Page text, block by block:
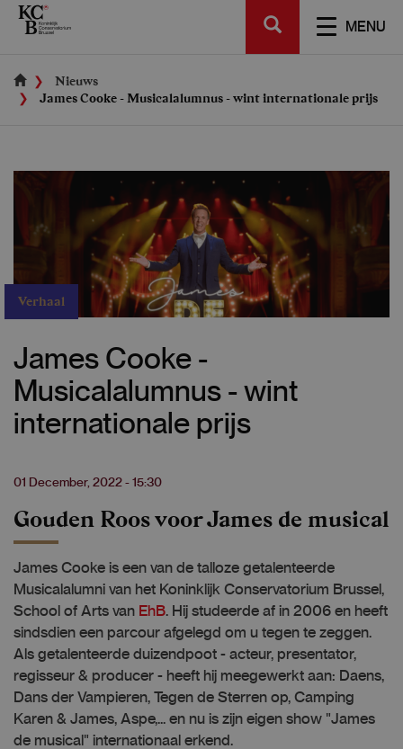
Skip
MENU
SEARCH
Nieuws
James Cooke - Musicalalumnus - wint internationale prijs
Verhaal
James Cooke -
Musicalalumnus - wint
internationale prijs
01 December, 2022 - 15:30
Gouden Roos voor James de musical
James Cooke is een van de talloze getalenteerde
Musicalalumni van het Koninklijk Conservatorium Brussel,
School of Arts van EhB. Hij studeerde af in 2006 en heeft
sindsdien een parcour afgelegd om u tegen te zeggen.
Als getalenteerde duizendpoot - acteur, presentator,
regisseur & producer - heeft hij meegewerkt aan: Daens,
Dans der Vampieren, Tegen de Sterren op, Camping
Karen & James, Aspe,... en nu is zijn eigen show "James
de musical" internationaal erkend.